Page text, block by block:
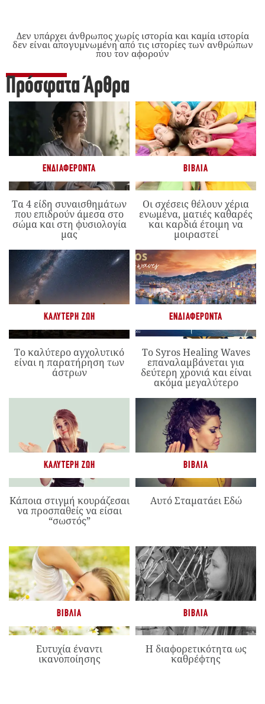
Δεν υπάρχει άνθρωπος χωρίς ιστορία και καμία ιστορία
δεν είναι απογυμνωμένη από τις ιστορίες των ανθρώπων
που τον αφορούν
Πρόσφατα Άρθρα
ΕΝΔΙΑΦΈΡΟΝΤΑ
Τα 4 είδη συναισθημάτων
που επιδρούν άμεσα στο
σώμα και στη φυσιολογία
μας
ΒΙΒΛΊΑ
Οι σχέσεις θέλουν χέρια
ενωμένα, ματιές καθαρές
και καρδιά έτοιμη να
μοιραστεί
ΚΑΛΎΤΕΡΗ ΖΩΉ
Το καλύτερο αγχολυτικό
είναι η παρατήρηση των
άστρων
ΕΝΔΙΑΦΈΡΟΝΤΑ
Το Syros Healing Waves
επαναλαμβάνεται για
δεύτερη χρονιά και είναι
ακόμα μεγαλύτερο
ΚΑΛΎΤΕΡΗ ΖΩΉ
Κάποια στιγμή κουράζεσαι
να προσπαθείς να είσαι
“σωστός”
ΒΙΒΛΊΑ
Αυτό Σταματάει Εδώ
ΒΙΒΛΊΑ
Ευτυχία έναντι
ικανοποίησης
ΒΙΒΛΊΑ
Η διαφορετικότητα ως
καθρέφτης